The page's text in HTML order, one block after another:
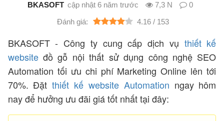
miền
Hosting
Server
BKASOFT 6 năm trước 7,3 N
0
4.16 / 153
BKASOFT - Công ty cung cấp dịch vụ thiết kế
websiteđồ gỗ nội thất sử dụng công nghệ SEO
Automation tối ưu chi phí Marketing Online lên tới
70%. Đặtthiết kế website Automation ngay hôm
nay để hưởng ưu đãi giá tốt nhất tại đây: